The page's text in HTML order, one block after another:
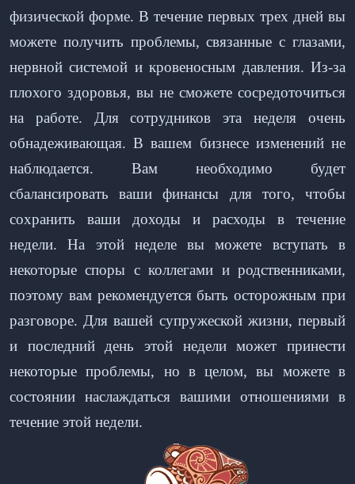
физической форме. В течение первых трех дней вы
можете получить проблемы, связанные с глазами,
нервной системой и кровеносным давления. Из-за
плохого здоровья, вы не сможете сосредоточиться
на работе. Для сотрудников эта неделя очень
обнадеживающая. В вашем бизнесе изменений не
наблюдается. Вам необходимо будет
сбалансировать ваши финансы для того, чтобы
сохранить ваши доходы и расходы в течение
недели. На этой неделе вы можете вступать в
некоторые споры с коллегами и родственниками,
поэтому вам рекомендуется быть осторожным при
разговоре. Для вашей супружеской жизни, первый
и последний день этой недели может принести
некоторые проблемы, но в целом, вы можете в
состоянии наслаждаться вашими отношениями в
течение этой недели.